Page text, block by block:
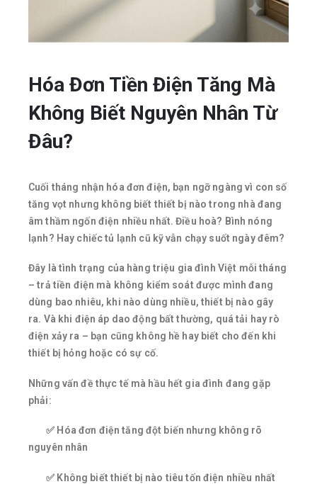
Hóa Đơn Tiền Điện Tăng Mà
Không Biết Nguyên Nhân Từ
Đâu?
Cuối tháng nhận hóa đơn điện, bạn ngỡ ngàng vì con số
tăng vọt nhưng không biết thiết bị nào trong nhà đang
âm thầm ngốn điện nhiều nhất. Điều hoà? Bình nóng
lạnh? Hay chiếc tủ lạnh cũ kỹ vẫn chạy suốt ngày đêm?
Đây là tình trạng của hàng triệu gia đình Việt mỗi tháng
– trả tiền điện mà không kiểm soát được mình đang
dùng bao nhiêu, khi nào dùng nhiều, thiết bị nào gây
ra. Và khi điện áp dao động bất thường, quá tải hay rò
điện xảy ra – bạn cũng không hề hay biết cho đến khi
thiết bị hỏng hoặc có sự cố.
Những vấn đề thực tế mà hầu hết gia đình đang gặp
phải:
✅ Hóa đơn điện tăng đột biến nhưng không rõ
nguyên nhân
✅ Không biết thiết bị nào tiêu tốn điện nhiều nhất